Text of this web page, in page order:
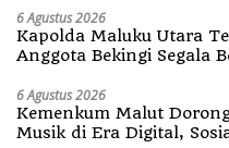
6 Agustus 2026
Kapolda Maluku Utara Tegaskan
Anggota Bekingi Segala
6 Agustus 2026
Kemenkum Malut
Musik di Era Digital,